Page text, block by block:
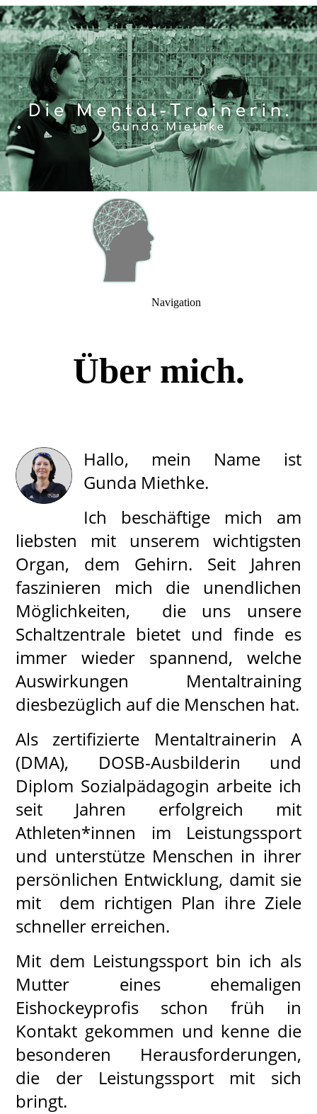
Navigation
Über mich.
Hallo, mein Name ist
Gunda Miethke.
Ich beschäftige mich am
liebsten mit unserem wichtigsten
Organ, dem Gehirn. Seit Jahren
faszinieren mich die unendlichen
Möglichkeiten, die uns unsere
Schaltzentrale bietet und finde es
immer wieder spannend, welche
Auswirkungen Mentaltraining
diesbezüglich auf die Menschen hat.
Als zertifizierte Mentaltrainerin A
(DMA), DOSB-Ausbilderin und
Diplom Sozialpädagogin arbeite ich
seit Jahren erfolgreich mit
Athleten*innen im Leistungssport
und unterstütze Menschen in ihrer
persönlichen Entwicklung, damit sie
mit dem richtigen Plan ihre Ziele
schneller erreichen.
Mit dem Leistungssport bin ich als
Mutter eines ehemaligen
Eishockeyprofis schon früh in
Kontakt gekommen und kenne die
besonderen Herausforderungen,
die der Leistungssport mit sich
bringt.